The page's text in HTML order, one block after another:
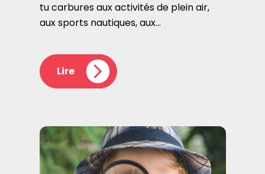
tu carbures aux activités de plein air,
aux sports nautiques, aux…
Lire